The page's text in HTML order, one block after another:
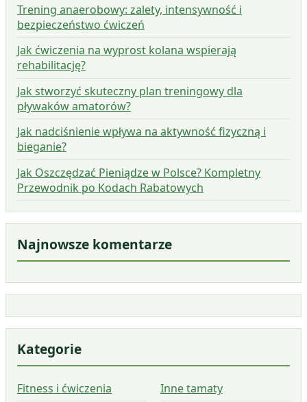
Trening anaerobowy: zalety, intensywność i
bezpieczeństwo ćwiczeń
Jak ćwiczenia na wyprost kolana wspierają
rehabilitację?
Jak stworzyć skuteczny plan treningowy dla
pływaków amatorów?
Jak nadciśnienie wpływa na aktywność fizyczną i
bieganie?
Jak Oszczędzać Pieniądze w Polsce? Kompletny
Przewodnik po Kodach Rabatowych
Najnowsze komentarze
Kategorie
Fitness i ćwiczenia Inne tamaty